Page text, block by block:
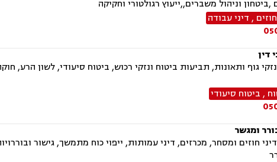
,ביטחון וניהול משברים,,ייעוץ רגולטורי וחקיקה
, דיני עבודה
דין
גוף ותאונות, תביעות ביטוח ונזקי רכוש, ביטוח סיעודי, לשון הרע,
, ביטוח סיעודי
ומגשר
חוזים ומסחר, מכרזים, דיני עמותות, ייפוי כוח מתמשך, גישור